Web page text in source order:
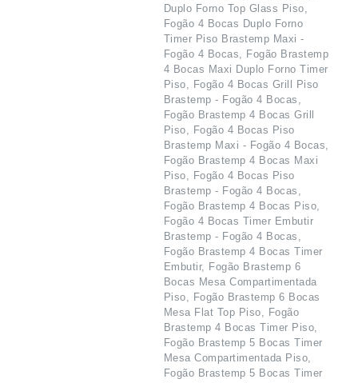
Duplo Forno Top Glass Piso,
Fogão 4 Bocas Duplo Forno
Timer Piso Brastemp Maxi -
Fogão 4 Bocas, Fogão Brastemp
4 Bocas Maxi Duplo Forno Timer
Piso, Fogão 4 Bocas Grill Piso
Brastemp - Fogão 4 Bocas,
Fogão Brastemp 4 Bocas Grill
Piso, Fogão 4 Bocas Piso
Brastemp Maxi - Fogão 4 Bocas,
Fogão Brastemp 4 Bocas Maxi
Piso, Fogão 4 Bocas Piso
Brastemp - Fogão 4 Bocas,
Fogão Brastemp 4 Bocas Piso,
Fogão 4 Bocas Timer Embutir
Brastemp - Fogão 4 Bocas,
Fogão Brastemp 4 Bocas Timer
Embutir, Fogão Brastemp 6
Bocas Mesa Compartimentada
Piso, Fogão Brastemp 6 Bocas
Mesa Flat Top Piso, Fogão
Brastemp 4 Bocas Timer Piso,
Fogão Brastemp 5 Bocas Timer
Mesa Compartimentada Piso,
Fogão Brastemp 5 Bocas Timer